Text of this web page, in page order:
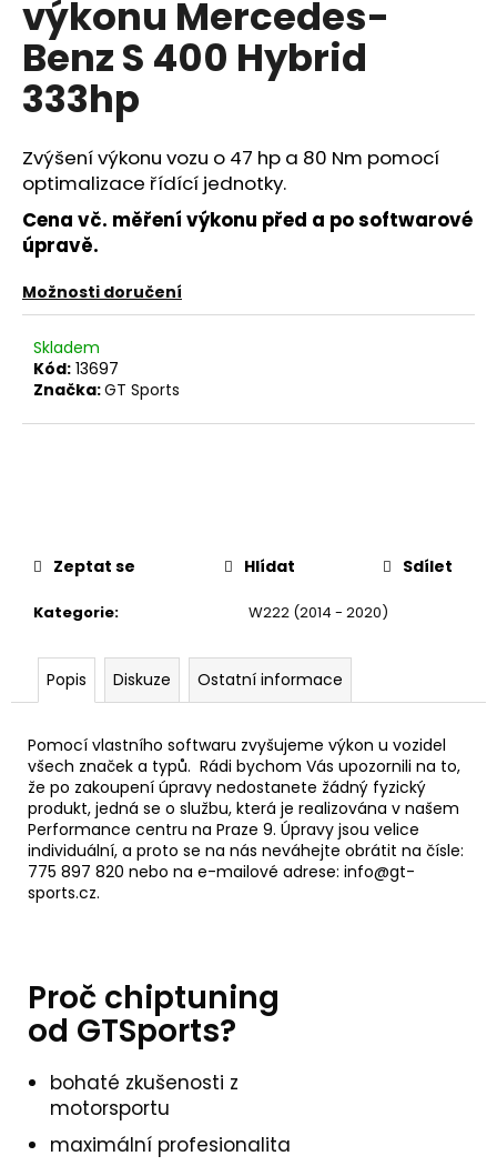
výkonu Mercedes-
Benz S 400 Hybrid
333hp
Zvýšení výkonu vozu o 47 hp a 80 Nm pomocí
optimalizace řídící jednotky.
Cena vč. měření výkonu před a po softwarové
úpravě.
Možnosti doručení
Skladem
Kód: 13697
Značka:GT Sports
Kategorie: W222 (2014 - 2020)
Zeptat se Hlídat Sdílet
Popis Diskuze Ostatní informace
Pomocí vlastního softwaru zvyšujeme výkon u vozidel
všech značek a typů. Rádi bychom Vás upozornili na to,
že po zakoupení úpravy nedostanete žádný fyzický
produkt, jedná se o službu, která je realizována v našem
Performance centru na Praze 9. Úpravy jsou velice
individuální, a proto se na nás neváhejte obrátit na čísle:
775 897 820 nebo na e-mailové adrese: info@gt-
sports.cz.
Proč chiptuning
od GTSports?
bohaté zkušenosti z
motorsportu
maximální profesionalita
a
j
í
t
?
D
o
p
o
e
e
THOR
ECHO
6
625
Kč